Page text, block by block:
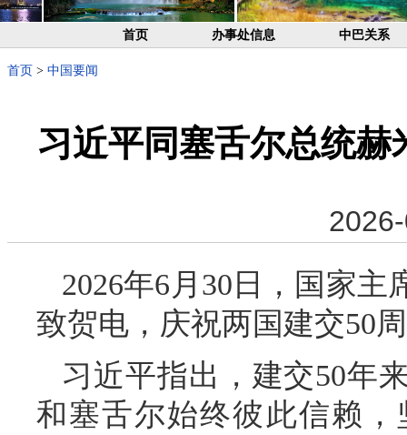
首页 办事处信息 中巴关系
首页 > 中国要闻
习近平同塞舌尔总统赫
2026年6月30日，国家
致贺电，庆祝两国建交50
习近平指出，建交50年
和塞舌尔始终彼此信赖